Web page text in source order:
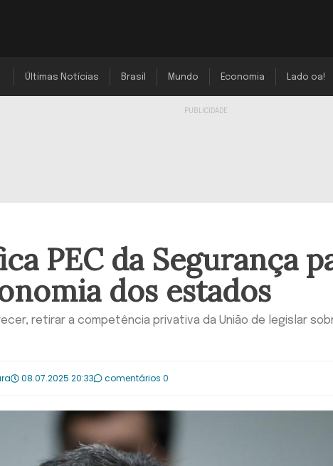
Últimas Notícias Brasil Mundo Economia Lado oa!
PEC da Segurança
dos estados
retirar a competência privativa da União de legislar
08.07.2025 20:33 comentários 0